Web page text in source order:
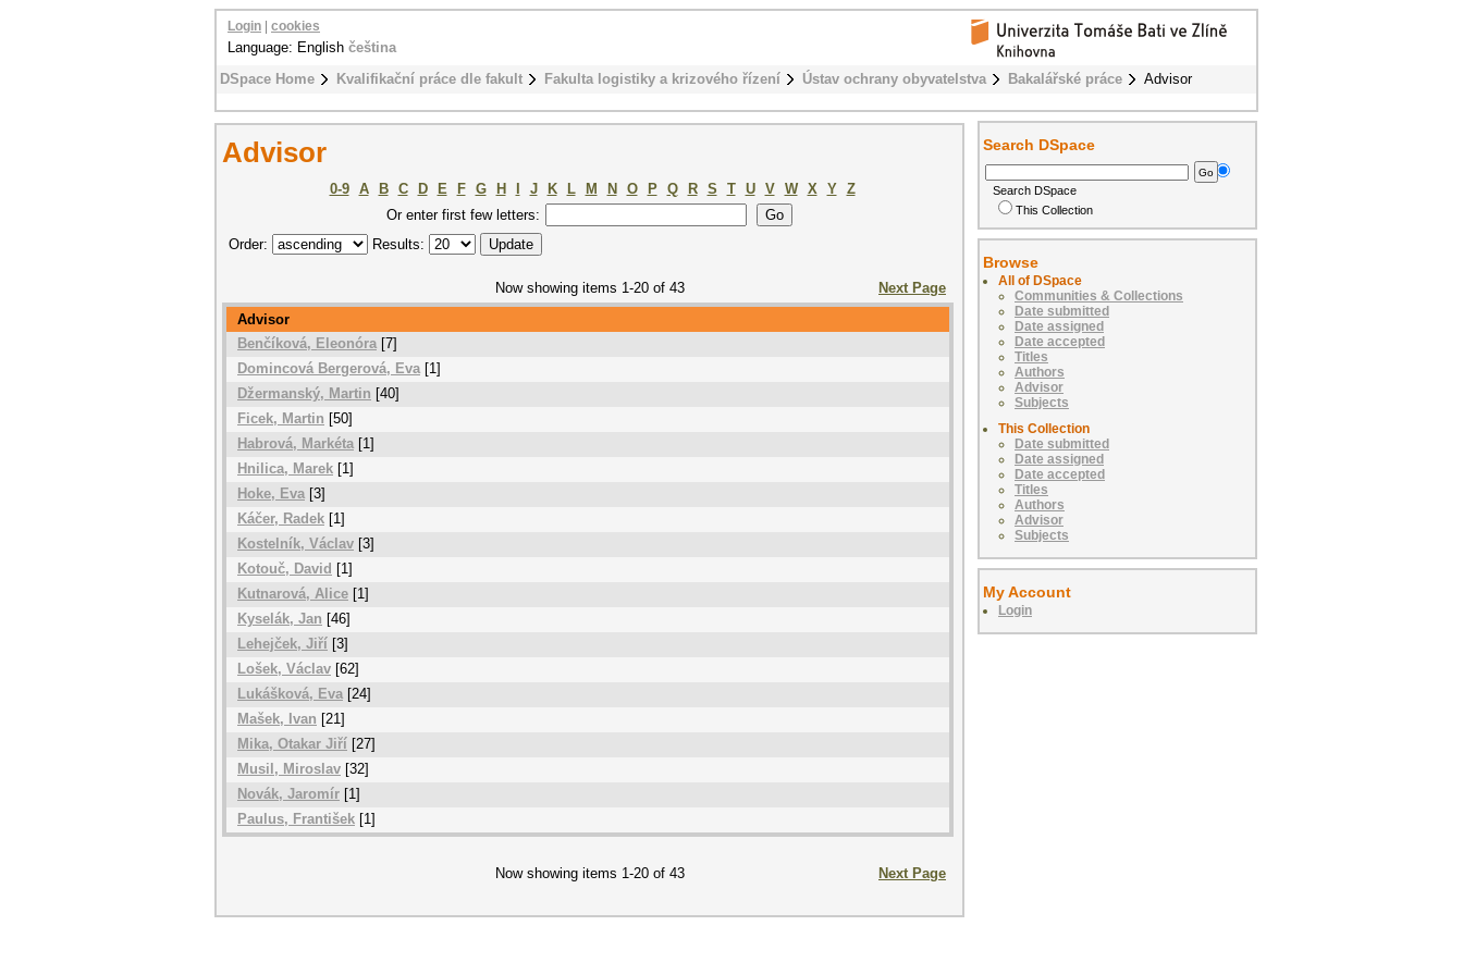
DSpace Home Kvalifikační práce dle fakult Fakulta logistiky a krizového řízení Ústav ochrany obyvatelstva Bakalářské práce Advisor
Login cookies
Language: English čeština
Advisor
0-9 A B C D E F G H J K L M N O P Q R S T U V W X Y
Z
Or enter first few letters:
Order:
Results:
Now showing items 1-20 of 43
Next Page
Advisor
Benčíková, Eleonóra [7]
Domincová Bergerová, Eva[1]
Džermanský, Martin [40]
Ficek, Martin [50]
Habrová, Markéta [1]
Hnilica, Marek [1]
Hoke, Eva [3]
Káčer, Radek [1]
Kostelník, Václav [3]
Kotouč, David [1]
Kutnarová, Alice [1]
Kyselák, Jan [46]
Lehejček, Jiří [3]
Lošek, Václav [62]
Lukášková, Eva [24]
Mašek, Ivan [21]
Mika, Otakar Jiří [27]
Musil, Miroslav [32]
Novák, Jaromír [1]
Paulus, František [1]
Now showing items 1-20 of 43 Next Page
Search DSpace
Search DSpace
This Collection
Browse
All of DSpace
Communities & Collections
Date submitted
Date assigned
Date accepted
Titles
Authors
Advisor
Subjects
This Collection
Date submitted
Date assigned
Date accepted
Titles
Authors
Advisor
Subjects
My Account
Login